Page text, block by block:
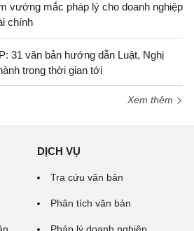
vướng mắc pháp lý cho doanh nghiệp
chính
31 văn bản hướng dẫn Luật, Nghị
trong thời gian tới
Xem thêm
DỊCH VỤ
Tra cứu văn bản
Phân tích văn bản